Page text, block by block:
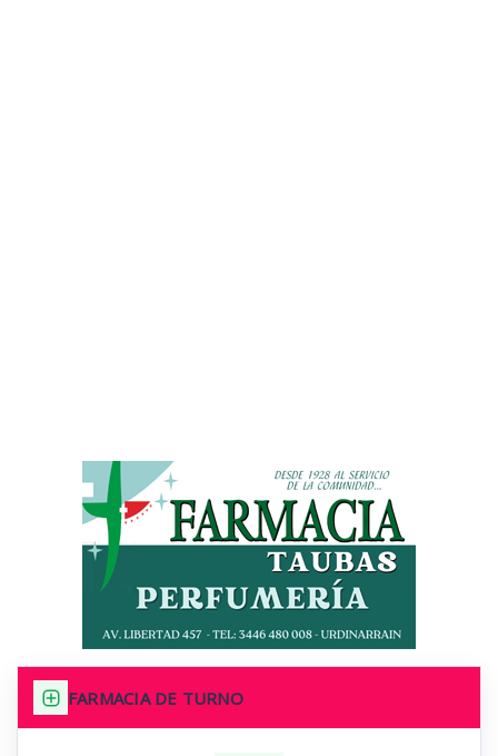
FARMACIA DE TURNO